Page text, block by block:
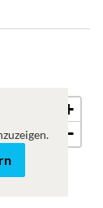
+
−